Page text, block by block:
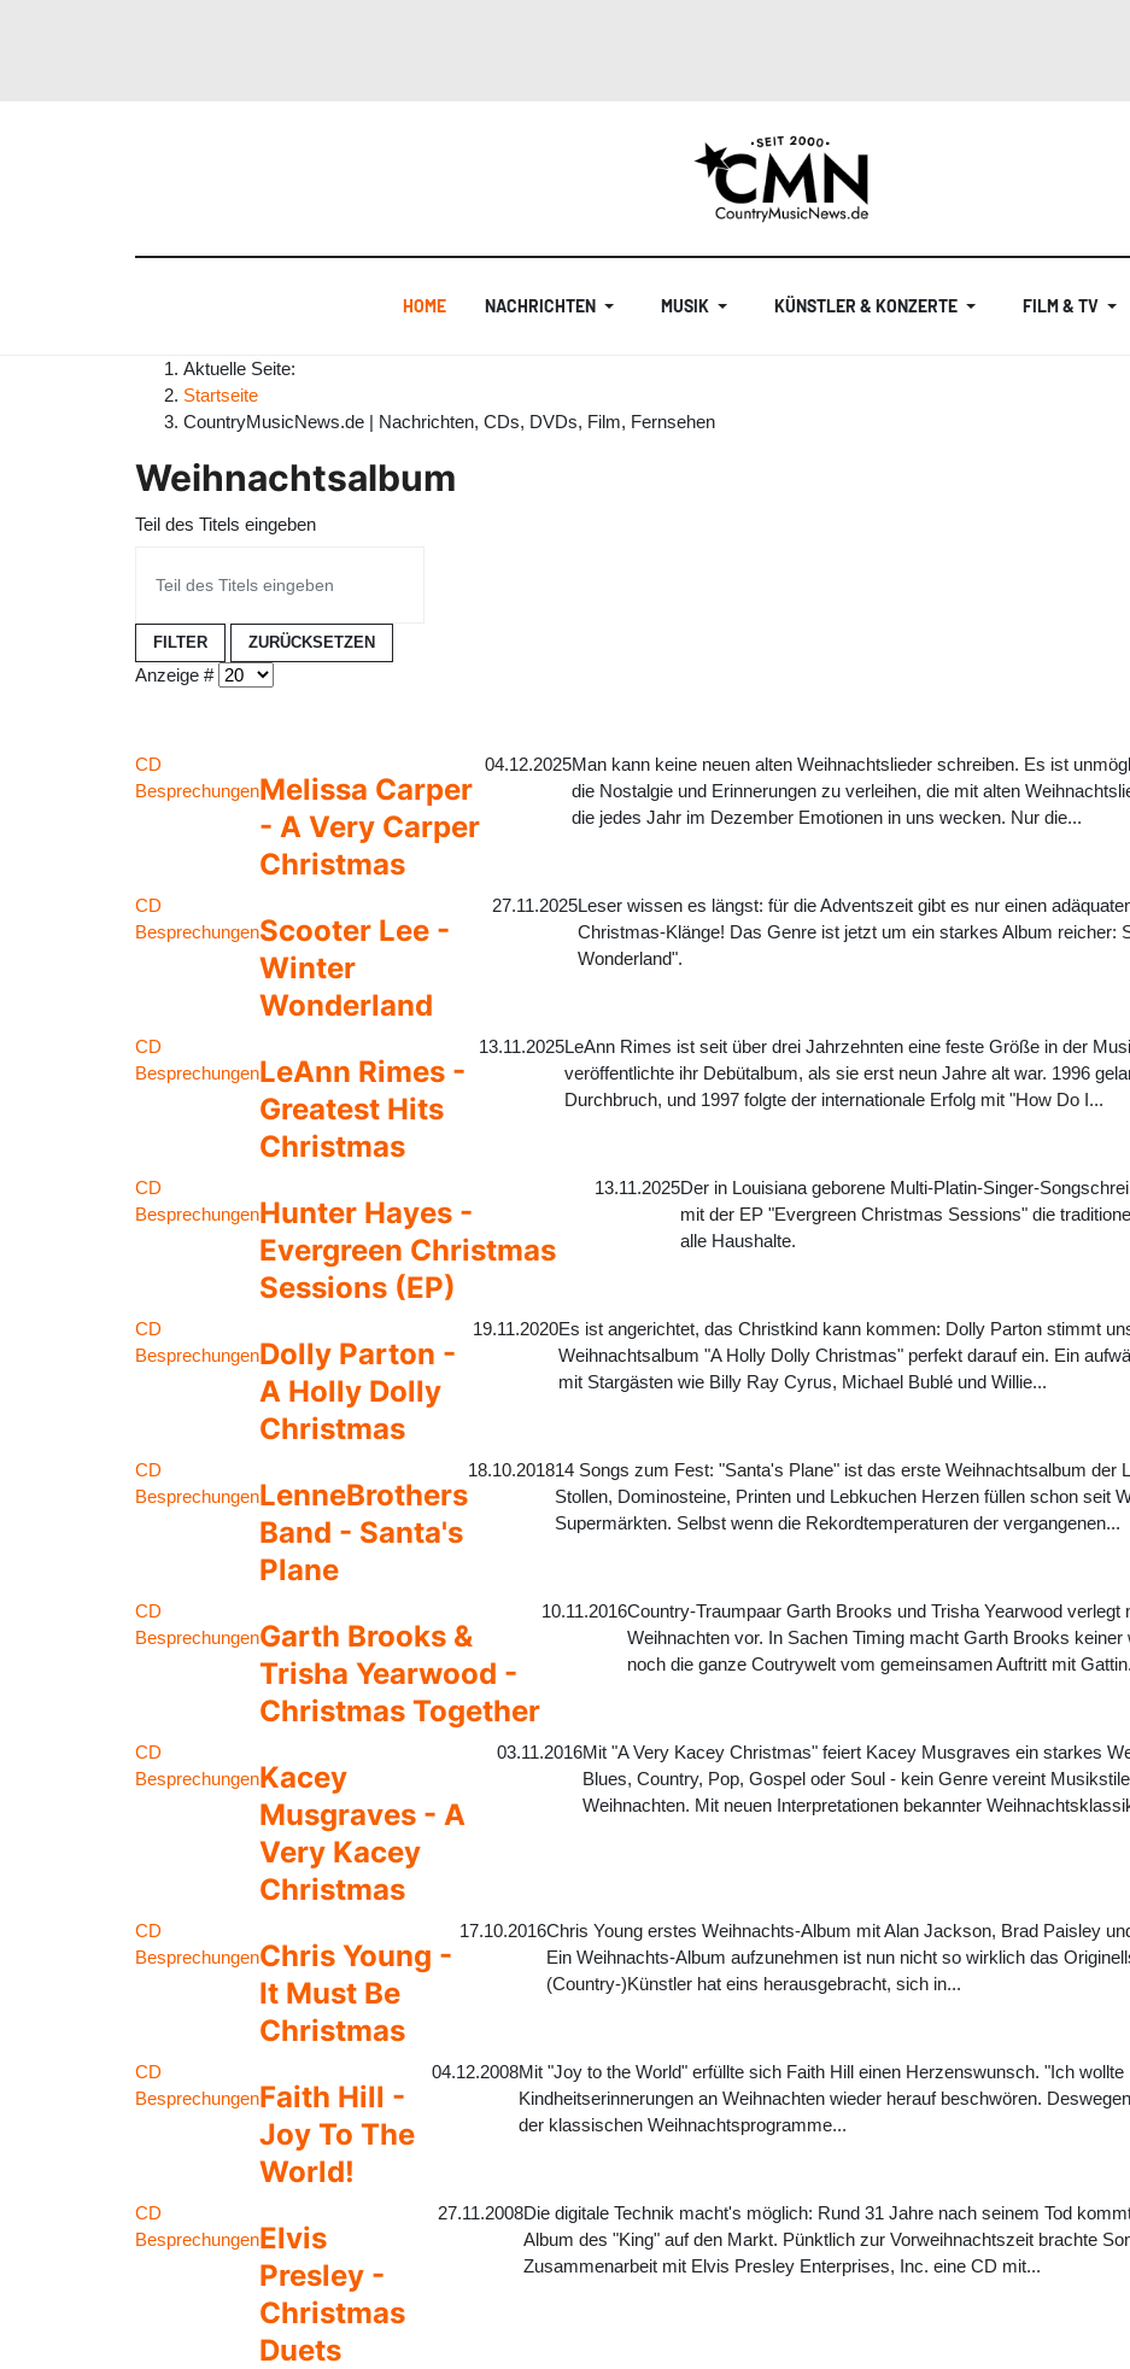
HOME NACHRICHTEN MUSIK KÜNSTLER & KONZERTE FILM & TV
Aktuelle Seite:
Startseite
CountryMusicNews.de | Nachrichten, CDs, DVDs, Film, Fernsehen
Weihnachtsalbum
Teil des Titels eingeben
FILTER ZURÜCKSETZEN
Anzeige #
CD
BesprechungenMelissa Carper
- A Very Carper
Christmas
04.12.2025Man kann keine neuen alten Weihnachtslieder schreiben. Es ist
die Nostalgie und Erinnerungen zu verleihen, die mit alten
die jedes Jahr im Dezember Emotionen in uns wecken. Nur die...
CD
BesprechungenScooter Lee -
Winter
Wonderland
27.11.2025Leser wissen es längst: für die Adventszeit gibt es nur einen
Christmas-Klänge! Das Genre ist jetzt um ein starkes Album reicher:
Wonderland".
CD
BesprechungenLeAnn Rimes -
Greatest Hits
Christmas
13.11.2025LeAnn Rimes ist seit über drei Jahrzehnten eine feste Größe in der
veröffentlichte ihr Debütalbum, als sie erst neun Jahre alt war. 1996
Durchbruch, und 1997 folgte der internationale Erfolg mit "How Do I...
CD
BesprechungenHunter Hayes -
Evergreen Christmas
Sessions (EP)
13.11.2025Der in Louisiana geborene Multi-Platin-Singer-
mit der EP "Evergreen Christmas Sessions" die
alle Haushalte.
CD
BesprechungenDolly Parton -
A Holly Dolly
Christmas
19.11.2020Es ist angerichtet, das Christkind kann kommen: Dolly Parton stimmt
Weihnachtsalbum "A Holly Dolly Christmas" perfekt darauf ein. Ein
mit Stargästen wie Billy Ray Cyrus, Michael Bublé und Willie...
CD
BesprechungenLenneBrothers
Band - Santa's
Plane
18.10.201814 Songs zum Fest: "Santa's Plane" ist das erste Weihnachtsalbum der
Stollen, Dominosteine, Printen und Lebkuchen Herzen füllen schon seit
Supermärkten. Selbst wenn die Rekordtemperaturen der vergangenen...
CD
BesprechungenGarth Brooks &
Trisha Yearwood -
Christmas Together
10.11.2016Country-Traumpaar Garth Brooks und Trisha Yearwood verlegt
Weihnachten vor. In Sachen Timing macht Garth Brooks
noch die ganze Coutrywelt vom gemeinsamen Auftritt mit
CD
BesprechungenKacey
Musgraves - A
Very Kacey
Christmas
03.11.2016Mit "A Very Kacey Christmas" feiert Kacey Musgraves ein starkes
Blues, Country, Pop, Gospel oder Soul - kein Genre vereint
Weihnachten. Mit neuen Interpretationen bekannter
CD
BesprechungenChris Young -
It Must Be
Christmas
17.10.2016Chris Young erstes Weihnachts-Album mit Alan Jackson, Brad Paisley
Ein Weihnachts-Album aufzunehmen ist nun nicht so wirklich das
(Country-)Künstler hat eins herausgebracht, sich in...
CD
BesprechungenFaith Hill -
Joy To The
World!
04.12.2008Mit "Joy to the World" erfüllte sich Faith Hill einen Herzenswunsch. "Ich
Kindheitserinnerungen an Weihnachten wieder herauf beschwören.
der klassischen Weihnachtsprogramme...
CD
BesprechungenElvis
Presley -
Christmas
Duets
27.11.2008Die digitale Technik macht's möglich: Rund 31 Jahre nach seinem Tod
Album des "King" auf den Markt. Pünktlich zur Vorweihnachtszeit brachte
Zusammenarbeit mit Elvis Presley Enterprises, Inc. eine CD mit...